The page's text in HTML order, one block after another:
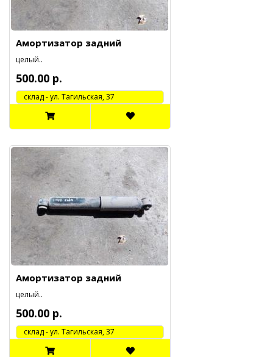
Амортизатор задний
целый..
500.00 р.
cклад - ул. Тагильская, 37
Амортизатор задний
целый..
500.00 р.
cклад - ул. Тагильская, 37